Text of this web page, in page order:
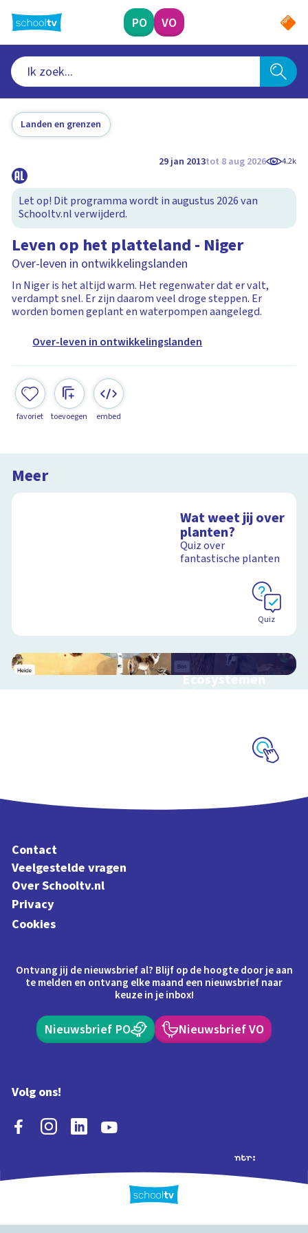
naar
hoofdinhoud
PO VO
Landen en grenzen
29 jan 2013tot 8 aug 2026 4.2k
Let op! Dit programma wordt in augustus 2026 van
Schooltv.nl verwijderd.
Leven op het platteland - Niger
Over-leven in ontwikkelingslanden
In Niger is het altijd warm. Het regenwater dat er valt,
verdampt snel. Er zijn daarom veel droge steppen. Er
worden bomen geplant en waterpompen aangelegd.
Over-leven in ontwikkelingslanden
favoriet toevoegen embed
Meer
Wat weet jij over
planten?
Quiz over
fantastische planten
Quiz
Ecosystemen
Interactieve
Contact
Veelgestelde vragen
Over Schooltv.nl
Privacy
Cookies
Ontvang jij de nieuwsbrief al? Blijf op de hoogte door je aan
te melden en ontvang elke maand een nieuwsbrief naar
keuze in je inbox!
Nieuwsbrief PO Nieuwsbrief VO
Volg ons!